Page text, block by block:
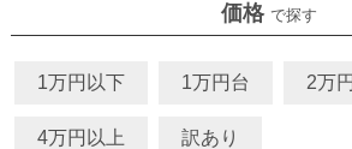
価格 で探す
1万円以下 1万円台 2万
4万円以上 訳あり